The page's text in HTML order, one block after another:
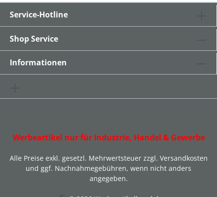
Service-Hotline
Shop Service
Informationen
Werbeartikel nur für Industrie, Handel & Gewerbe
Alle Preise exkl. gesetzl. Mehrwertsteuer zzgl. Versandkosten
und ggf. Nachnahmegebühren, wenn nicht anders
angegeben.